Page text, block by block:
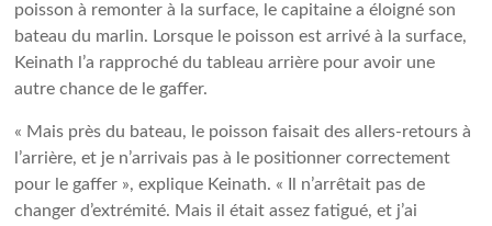
poisson à remonter à la surface, le capitaine a éloigné son
bateau du marlin. Lorsque le poisson est arrivé à la surface,
Keinath l’a rapproché du tableau arrière pour avoir une
autre chance de le gaffer.
« Mais près du bateau, le poisson faisait des allers-retours à
l’arrière, et je n’arrivais pas à le positionner correctement
pour le gaffer », explique Keinath. « Il n’arrêtait pas de
changer d’extrémité. Mais il était assez fatigué, et j’ai